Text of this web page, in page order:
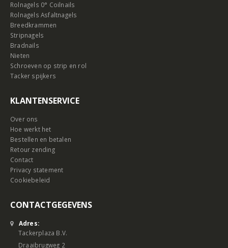
Rolnagels 0° Coilnails
Rolnagels Asfaltnagels
Breedkrammen
Stripnagels
Bradnails
Nieten
Schroeven op strip en rol
Tacker spijkers
KLANTENSERVICE
Over ons
Hoe werkt het
Bestellen en betalen
Retour zending
Contact
Privacy statement
Cookiebeleid
CONTACTGEGEVENS
Adres:
Tackerplaza B.V.
Draaibrugweg 2